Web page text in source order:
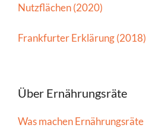
Nutzflächen (2020)
Frankfurter Erklärung (2018)
Über Ernährungsräte
Was machen Ernährungsräte